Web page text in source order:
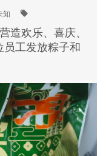
知
造欢乐、喜庆、
工发放粽子和